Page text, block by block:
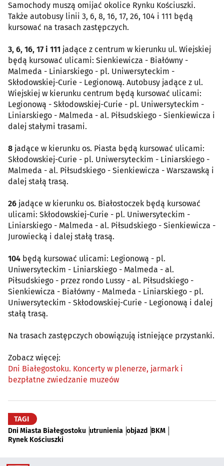
Samochody muszą omijać okolice Rynku Kościuszki.
Także autobusy linii 3, 6, 8, 16, 17, 26, 104 i 111 będą
kursować na trasach zastępczych.
3, 6, 16, 17 i 111 jadące z centrum w kierunku ul. Wiejskiej
będą kursować ulicami: Sienkiewicza - Białówny -
Malmeda - Liniarskiego - pl. Uniwersyteckim -
Skłodowskiej-Curie - Legionową. Autobusy jadące z ul.
Wiejskiej w kierunku centrum będą kursować ulicami:
Legionową - Skłodowskiej-Curie - pl. Uniwersyteckim -
Liniarskiego - Malmeda - al. Piłsudskiego - Sienkiewicza i
dalej stałymi trasami.
8 jadące w kierunku os. Piasta będą kursować ulicami:
Skłodowskiej-Curie - pl. Uniwersyteckim - Liniarskiego -
Malmeda - al. Piłsudskiego - Sienkiewicza - Warszawską i
dalej stałą trasą.
26 jadące w kierunku os. Białostoczek będą kursować
ulicami: Skłodowskiej-Curie - pl. Uniwersyteckim -
Liniarskiego - Malmeda - al. Piłsudskiego - Sienkiewicza -
Jurowiecką i dalej stałą trasą.
104 będą kursować ulicami: Legionową - pl.
Uniwersyteckim - Liniarskiego - Malmeda - al.
Piłsudskiego - przez rondo Lussy - al. Piłsudskiego -
Sienkiewicza - Białówny - Malmeda - Liniarskiego - pl.
Uniwersyteckim - Skłodowskiej-Curie - Legionową i dalej
stałą trasą.
Na trasach zastępczych obowiązują istniejące przystanki.
Zobacz więcej:
Dni Białegostoku. Koncerty w plenerze, jarmark i
bezpłatne zwiedzanie muzeów
TAGI
Dni Miasta Białegostoku utrunienia objazd BKM
Rynek Kościuszki